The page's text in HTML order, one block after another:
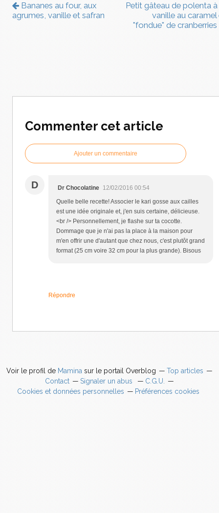
Bananes au four, aux
agrumes, vanille et safran
Petit gâteau de polenta à
vanille au caramel
"fondue" de cranberries
Commenter cet article
Ajouter un commentaire
D Dr Chocolatine 12/02/2016 00:54
Quelle belle recette! Associer le kari gosse aux cailles
est une idée originale et, j'en suis certaine, délicieuse.
<br /> Personnellement, je flashe sur ta cocotte.
Dommage que je n'ai pas la place à la maison pour
m'en offrir une d'autant que chez nous, c'est plutôt grand
format (25 cm voire 32 cm pour la plus grande). Bisous
Répondre
Voir le profil de Mamina sur le portail Overblog
Top articles
Contact
Signaler un abus
C.G.U.
Cookies et données personnelles
Préférences cookies